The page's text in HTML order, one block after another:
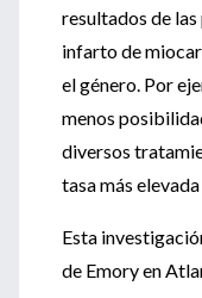
resultados de
infarto de
el género. Por
menos
diversos
tasa más
Esta
de Emory en